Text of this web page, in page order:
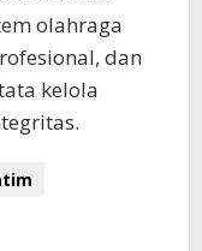
olahraga
dan
kelola